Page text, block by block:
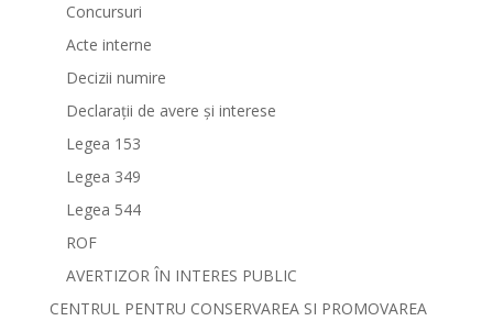
Concursuri
Acte interne
Decizii numire
Declarații de avere și interese
Legea 153
Legea 349
Legea 544
ROF
AVERTIZOR ÎN INTERES PUBLIC
CENTRUL PENTRU CONSERVAREA SI PROMOVAREA